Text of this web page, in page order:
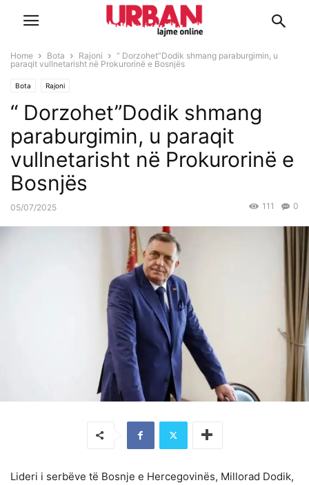
Home Bota Rajoni
“ Dorzohet”Dodik shmang paraburgimin, u
paraqit vullnetarisht në Prokurorinë e Bosnjës
Bota Rajoni
“ Dorzohet”Dodik shmang
paraburgimin, u paraqit
vullnetarisht në Prokurorinë e
Bosnjës
05/07/2025 0
111
Lideri i serbëve të Bosnje e Hercegovinës, Millorad Dodik,